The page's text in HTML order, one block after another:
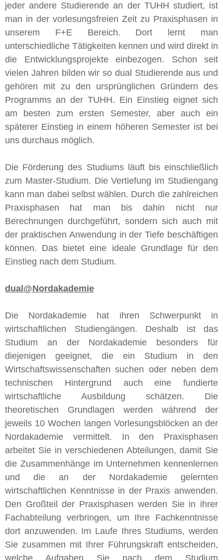
jeder andere Studierende an der TUHH studiert, ist
man in der vorlesungsfreien Zeit zu Praxisphasen in
unserem F+E Bereich. Dort lernt man
unterschiedliche Tätigkeiten kennen und wird direkt in
die Entwicklungsprojekte einbezogen. Schon seit
vielen Jahren bilden wir so dual Studierende aus und
gehören mit zu den ursprünglichen Gründern des
Programms an der TUHH. Ein Einstieg eignet sich
am besten zum ersten Semester, aber auch ein
späterer Einstieg in einem höheren Semester ist bei
uns durchaus möglich.
Die Förderung des Studiums läuft bis einschließlich
zum Master-Studium. Die Vertiefung im Studiengang
kann man dabei selbst wählen. Durch die zahlreichen
Praxisphasen hat man bis dahin nicht nur
Berechnungen durchgeführt, sondern sich auch mit
der praktischen Anwendung in der Tiefe beschäftigen
können. Das bietet eine ideale Grundlage für den
Einstieg nach dem Studium.
dual@Nordakademie
Die Nordakademie hat ihren Schwerpunkt in
wirtschaftlichen Studiengängen. Deshalb ist das
Studium an der Nordakademie besonders für
diejenigen geeignet, die ein Studium in den
Wirtschaftswissenschaften suchen oder neben dem
technischen Hintergrund auch eine fundierte
wirtschaftliche Ausbildung schätzen. Die
theoretischen Grundlagen werden während der
jeweils 10 Wochen langen Vorlesungsblöcken an der
Nordakademie vermittelt. In den Praxisphasen
arbeitet Sie in verschiedenen Abteilungen, damit Sie
die Zusammenhänge im Unternehmen kennenlernen
und die an der Nordakademie gelernten
wirtschaftlichen Kenntnisse in der Praxis anwenden.
Den Großteil der Praxisphasen werden Sie in ihrer
Fachabteilung verbringen, um Ihre Fachkenntnisse
dort anzuwenden. Im Laufe Ihres Studiums, werden
Sie zusammen mit Ihrer Führungskraft entscheiden,
welche Aufgaben Sie nach dem Studium